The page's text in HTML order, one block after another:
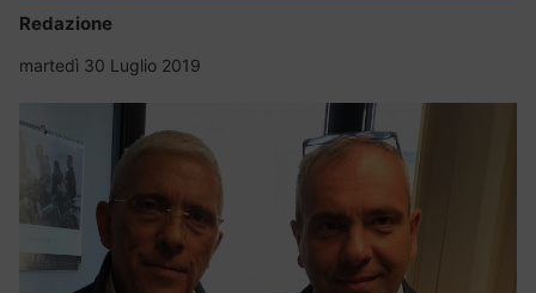
Redazione
martedì 30 Luglio 2019